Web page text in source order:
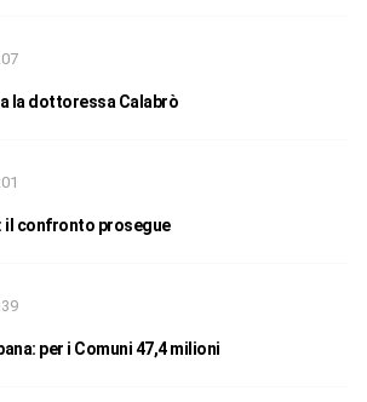
la dottoressa Calabrò
il confronto prosegue
per i Comuni 47,4 milioni